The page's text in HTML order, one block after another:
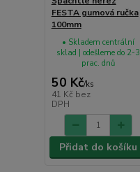
FESTA gumová ručka
100mm
50 Kč/ks
41 Kč bez
DPH
• Skladem centrální
sklad | odešleme do 2-3
prac. dnů
Přidat do košíku